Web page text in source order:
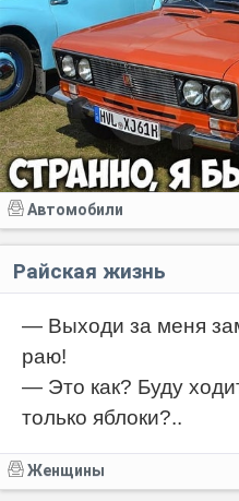
Автомобили
Райская жизнь
— Выходи за меня
раю!
— Это как? Буду
только яблоки?..
Женщины